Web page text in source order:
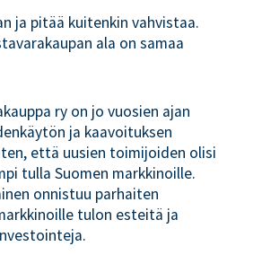
ja pitää kuitenkin vahvistaa.
ala on samaa
ry on jo vuosien ajan
ja kaavoituksen
että uusien toimijoiden olisi
tulla Suomen markkinoille.
onnistuu parhaiten
tulon esteitä ja